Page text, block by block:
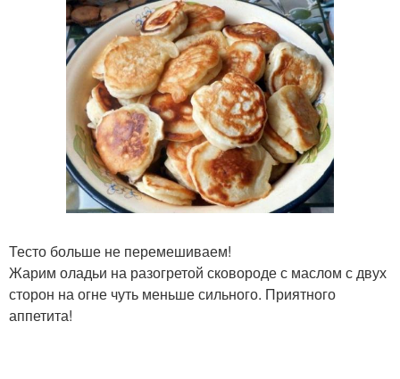
Тесто больше не перемешиваем!
Жарим оладьи на разогретой сковороде с маслом с двух
сторон на огне чуть меньше сильного. Приятного
аппетита!